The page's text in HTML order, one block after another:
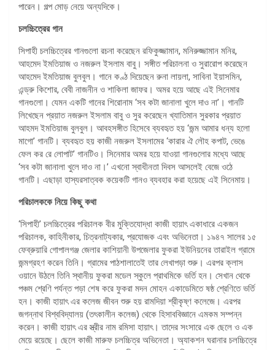
পারেন। গল্প মোড় নেয়ে অন্যদিকে।
চলচ্চিত্রের গান
সিপাহী চলচ্চিত্রের গানগুলো রচনা করেছেন রফিকুজ্জামান, মনিরুজ্জামান মনির,
আহমেদ ইমতিয়াজ ও নজরুল ইসলাম বাবু। সঙ্গীত পরিচালনা ও সুরারোপ করেছেন
আহমেদ ইমতিয়াজ বুলবুল। গানে কণ্ঠ দিয়েছেন রুনা লায়লা, সাবিনা ইয়াসমিন,
এন্ড্রু কিশোর, বেবী নাজনীন ও শাকিলা জাফর। অমর হয়ে আছে এই সিনেমার
গানগুলো। যেমন একটি গানের শিরোনাম ‘সব কটা জানালা খুলে দাও না’। গানটি
লিখেছেন প্রয়াত নজরুল ইসলাম বাবু ও সুর করেছেন খ্যাতিমান সুরকার প্রয়াত
আহমদ ইমতিয়াজ বুলবুল। আবহসঙ্গীত হিসেবে ব্যবহৃত হয় ‘জন্ম আমার ধন্য হলো
মাগো’ গানটি। ব্যবহৃত হয় কাজী নজরুল ইসলামের ‘কারার ঐ লৌহ কপাট, ভেঙে
ফেল কর রে লোপাট’ গানটিও। সিনেমার অমর হয়ে যাওয়া গানগুলোর মধ্যে আছে
‘সব কটা জানালা খুলে দাও না।’ এখনো স্বাধীনতা দিবস আসলেই বেজে ওঠে
গানটি। এছাড়া হাস্যরসাত্বক কয়েকটি গানও ব্যবহার করা হয়েছে এই সিনেমায়।
পরিচালককে নিয়ে কিছু কথা
‘সিপাহী’ চলচ্চিত্রের পরিচালক বীর মুক্তিযোদ্ধা কাজী হায়াৎ একাধারে একজন
পরিচালক, কাহিনীকার, চিত্রনাট্যকার, প্রযোজক এবং অভিনেতা। ১৯৪৭ সালের ১৫
ফেব্রুয়ারি গোপালগঞ্জ জেলার কাশিয়ানী উপজেলার ফুকরা ইউনিয়নের তারাইল গ্রামে
জন্মগ্রহণ করেন তিনি। গ্রামের পাঠশালাতেই তার লেখাপড়া শুরু। এরপর ক্লাস
ওয়ানে উঠলে তিনি স্থানীয় ফুকরা মডেল স্কুলে প্রাথমিকে ভর্তি হন। সেখান থেকে
পঞ্চম শ্রেণি পর্যন্ত পড়া শেষ করে ফুকরা মদন মোহন একাডেমিতে ষষ্ঠ শ্রেণিতে ভর্তি
হন। কাজী হায়াৎ এর কলেজ জীবন শুরু হয় রামদিয়া শ্রীকৃষ্ণ কলেজে। এরপর
জগন্নাথ বিশ্ববিদ্যালয় (তৎকালীন কলেজ) থেকে হিসাববিজ্ঞানে এমকম সম্পন্ন
করেন। কাজী হায়াৎ এর স্ত্রীর নাম রমিসা হায়াৎ। তাদের সংসারে এক ছেলে ও এক
মেয়ে রয়েছে। ছেলে কাজী মারুফ চলচ্চিত্র অভিনেতা। অ্যাকশন ঘরানার চলচ্চিত্রে